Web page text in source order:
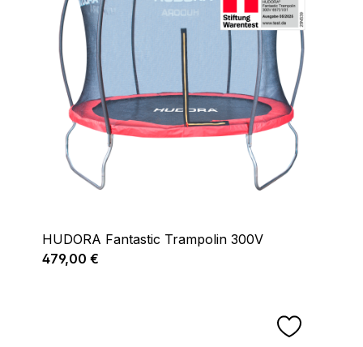
HUDORA Fantastic Trampolin 300V
Regulärer Preis:
479,00 €